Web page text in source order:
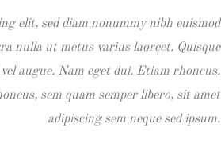
elit, sed diam nonummy nibh euismod
nulla ut metus varius laoreet. Quisque
augue. Nam eget dui. Etiam rhoncus.
sem quam semper libero, sit amet
adipiscing sem neque sed ipsum.